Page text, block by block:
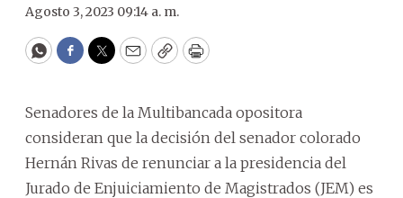
Agosto 3, 2023 09:14 a. m.
WhatsApp
Facebook
Twitter
EmailCopyPrint
Senadores de la Multibancada opositora
consideran que la decisión del senador colorado
Hernán Rivas de renunciar a la presidencia del
Jurado de Enjuiciamiento de Magistrados (JEM) es